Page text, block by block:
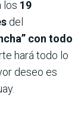
los 19
del
con todo
hará todo lo
deseo es